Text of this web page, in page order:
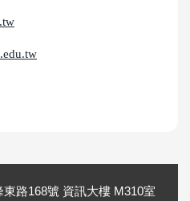
路168號 資訊大樓 M310室